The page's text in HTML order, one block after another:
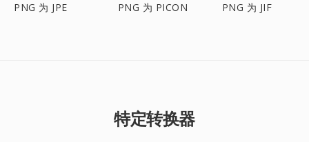
PNG 为 JPE PNG 为 PICON PNG 为 JIF
特定转换器